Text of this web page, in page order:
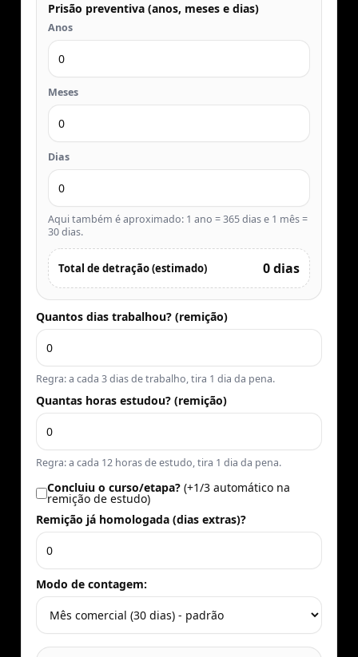
Prisão preventiva (anos, meses e dias)
Anos
Meses
Dias
Aqui também é aproximado: 1 ano = 365 dias e 1 mês =
30 dias.
Total de detração (estimado) 0 dias
Quantos dias trabalhou? (remição)
Regra: a cada 3 dias de trabalho, tira 1 dia da pena.
Quantas horas estudou? (remição)
Regra: a cada 12 horas de estudo, tira 1 dia da pena.
Concluiu o curso/etapa? (+1/3 automático na
remição de estudo)
Remição já homologada (dias extras)?
Modo de contagem: